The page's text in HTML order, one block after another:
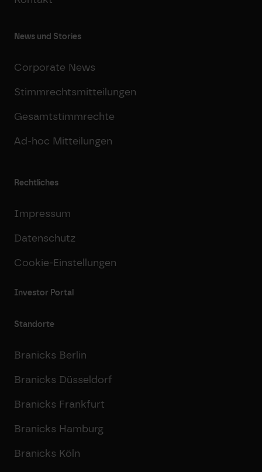
News und Stories
Corporate News
Stimmrechtsmitteilungen
Gesamtstimmrechte
Ad-hoc Mitteilungen
Rechtliches
Impressum
Datenschutz
Cookie-Einstellungen
Investor Portal
Standorte
Branicks Berlin
Branicks Düsseldorf
Branicks Frankfurt
Branicks Hamburg
Branicks Köln